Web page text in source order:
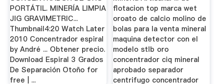
PORTÁTIL. MINERÍA LIMPIA
JIG GRAVIMETRIC...
Thumbnail4:20 Watch Later
2010 Concentrador espiral
by André ... Obtener precio.
Download Espiral 3 Grados
De Separación Otoño for
free | ...
flotacion top marca wet
oroato de calcio molino de
bolas para la venta mineral
maquina detector con el
modelo stlb oro
concentrador ciq mineral
aprobado separador
centrifugo concentrador